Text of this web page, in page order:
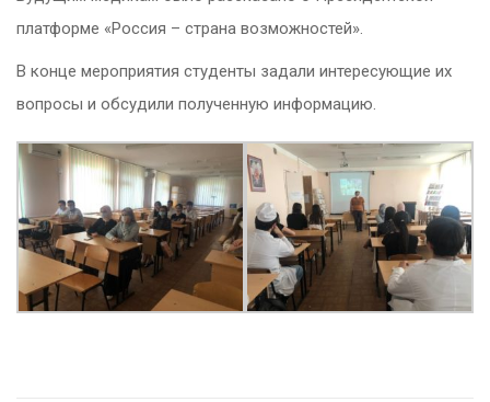
платформе «Россия – страна возможностей».
В конце мероприятия студенты задали интересующие их
вопросы и обсудили полученную информацию.